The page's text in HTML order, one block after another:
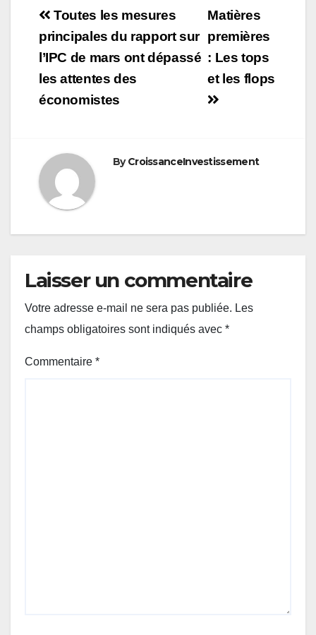
Navigation
de
l’article
Matières
premières
: Les tops
et les flops
Toutes les mesures
principales du rapport sur
l’IPC de mars ont dépassé
les attentes des
économistes
ByCroissanceInvestissement
Laisser un commentaire
Votre adresse e-mail ne sera pas publiée. Les
champs obligatoires sont indiqués avec *
Commentaire *